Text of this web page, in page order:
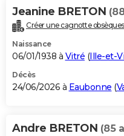
Jeanine BRETON
Créer une cagnotte obsèques
Naissance
06/01/1938 à Vitré (Ille-et-
Décès
24/06/2026 à Eaubonne (
Andre BRETON (85